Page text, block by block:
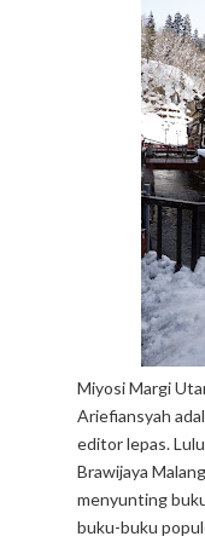
Miyosi Margi
Ariefiansyah
editor lepas.
Brawijaya
menyunting
buku-buku